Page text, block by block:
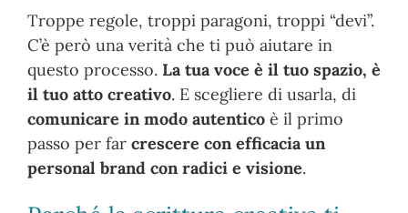
Troppe regole, troppi paragoni, troppi “devi”.
C’è però una verità che ti può aiutare in
questo processo. La tua voce è il tuo spazio, è
il tuo atto creativo. E scegliere di usarla, di
comunicare in modo autentico è il primo
passo per far crescere con efficacia un
personal brand con radici e visione.